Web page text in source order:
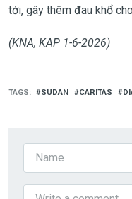
tới, gây thêm đau khổ
(KNA, KAP 1-6-2026)
TAGS SUDAN CARITAS